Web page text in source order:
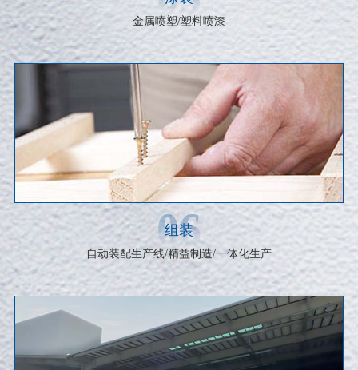
金属喷塑/塑料喷漆
06
组装
自动装配生产线/精益制造/一体化生产